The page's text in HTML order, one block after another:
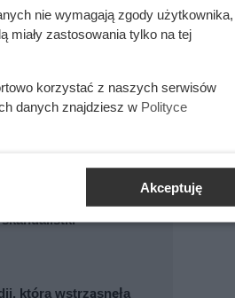
życiu
uczniów
która wstrząsnęła
nie wymagają zgody użytkownika,
miały zastosowania tylko na tej
korzystać z naszych serwisów
danych znajdziesz w Polityce
Akceptuję